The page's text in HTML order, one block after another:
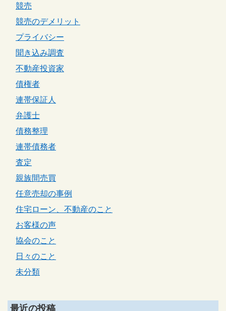
競売
競売のデメリット
プライバシー
聞き込み調査
不動産投資家
債権者
連帯保証人
弁護士
債務整理
連帯債務者
査定
親族間売買
任意売却の事例
住宅ローン、不動産のこと
お客様の声
協会のこと
日々のこと
未分類
最近の投稿